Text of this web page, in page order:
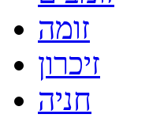
זומה
זיכרון
חניה